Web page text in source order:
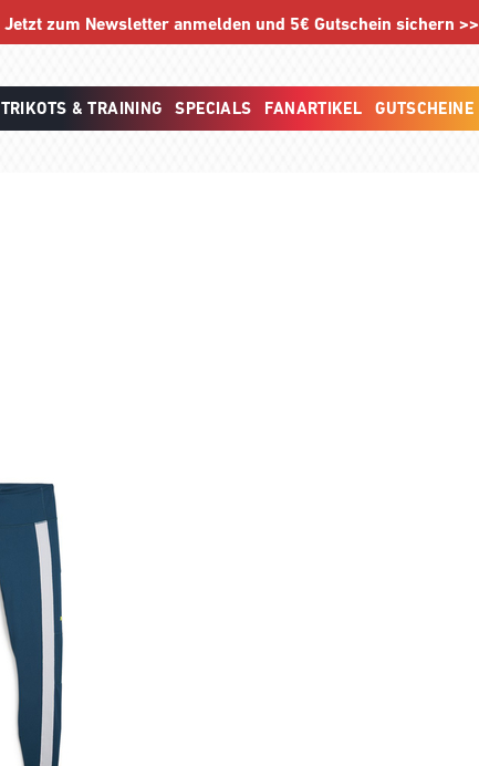
Jetzt zum Newsletter anmelden und 5€ Gutschein sichern >>
TRIKOTS & TRAINING SPECIALS FANARTIKEL GUTSCHEINE